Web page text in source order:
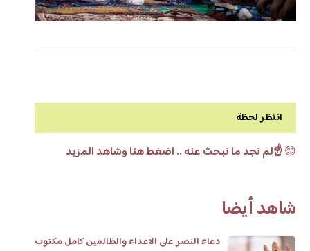
انتظر لحظة
😊☝️لم تجد ما تبحث عنه .. اضغط هنا وشاهد المزيد
شاهد أيضا
دعاء النصر على الاعداء والظالمين كامل مكتوب